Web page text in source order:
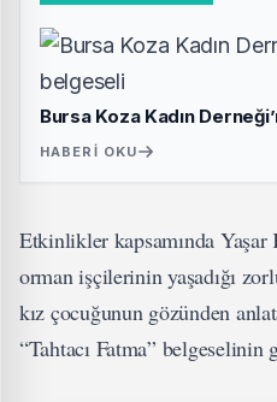
Bursa Koza Kadın
HABERI OKU
Etkinlikler kapsamında
orman işçilerinin yaşadığı
kız çocuğunun gözünden
“Tahtacı Fatma” belgeselinin